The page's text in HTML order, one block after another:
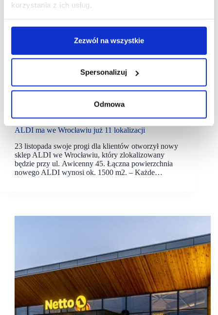
korzystania z ich usług.
Zezwól na wszystkie
Spersonalizuj
Odmowa
Aldi
ALDI ma we Wrocławiu już 11 lokalizacji
23 listopada swoje progi dla klientów otworzył nowy
sklep ALDI we Wrocławiu, który zlokalizowany
będzie przy ul. Awicenny 45. Łączna powierzchnia
nowego ALDI wynosi ok. 1500 m2. – Każde…